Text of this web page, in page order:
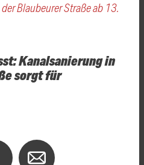
Blaubeurer Straße ab 13.
Kanalsanierung in
sorgt für